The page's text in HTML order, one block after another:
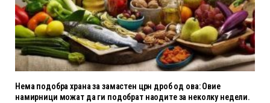
Нема подобра храна за замастен црн дроб од ова: Овие
намирници можат да ги подобрат наодите за неколку недели.